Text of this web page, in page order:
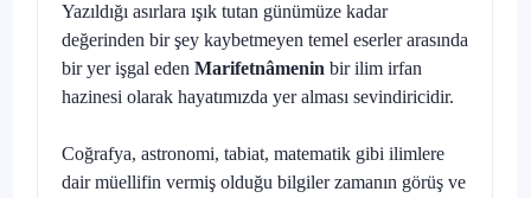
Yazıldığı asırlara ışık tutan günümüze kadar
değerinden bir şey kay­betmeyen temel eserler arasında
bir yer işgal eden Marifetnâmenin bir ilim irfan
hazinesi olarak hayatımızda yer alması sevindiricidir.
Coğrafya, astronomi, tabiat, matematik gibi ilimlere
dair müellifin ver­miş olduğu bilgiler zamanın görüş ve